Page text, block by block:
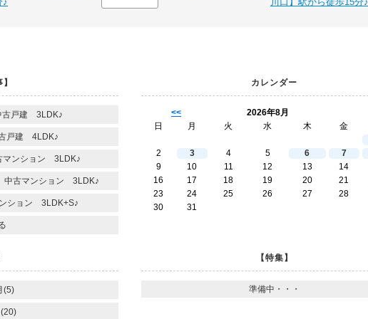
古戸建 3LDK♪
戸建 4LDK♪
マンション 3LDK♪
中古マンション 3LDK♪
ション 3LDK+S♪
カレンダー
<<
2026年8月
日
月 火 水 木 金
2
3 4 5 6 7
9
10 11 12 13 14
16
17 18 19 20 21
23
24 25 26 27 28
30
31
(5)
【特集】
準備中・・・